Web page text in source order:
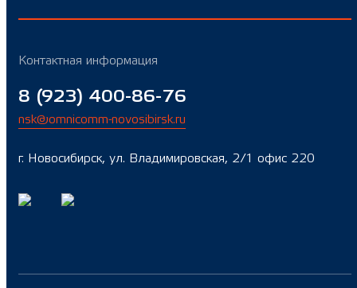
Контактная информация
8 (923) 400-86-76
nsk@omnicomm-novosibirsk.ru
г. Новосибирск, ул. Владимировская, 2/1 офис 220